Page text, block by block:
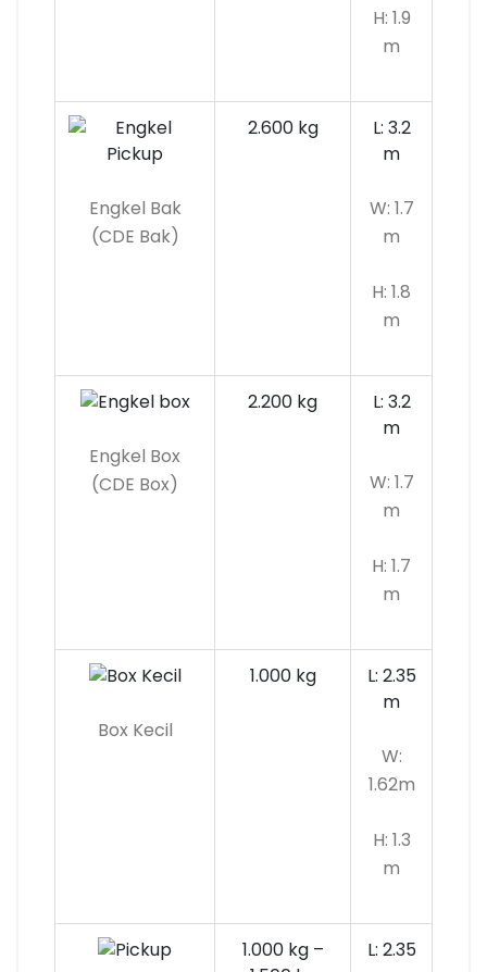
H: 1.9
m
Engkel Bak
(CDE Bak)
2.600 kg
L: 3.2
m
W: 1.7
m
H: 1.8
m
Engkel Box
(CDE Box)
2.200 kg
L: 3.2
m
W: 1.7
m
H: 1.7
m
Box Kecil
1.000 kg
L: 2.35
m
W:
1.62m
H: 1.3
m
1.000 kg –
L: 2.35